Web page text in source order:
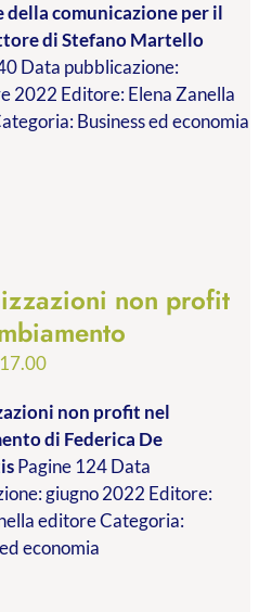
prezzo:
da
€9.99
a
€19.00
della comunicazione per il
di Stefano Martello
Data pubblicazione:
2022 Editore: Elena Zanella
Business ed economia
non profit
17.00Fascia
prezzo:
da
€9.99
a
€17.00
non profit nel
di Federica De
Pagine 124 Data
giugno 2022 Editore:
editore Categoria:
economia